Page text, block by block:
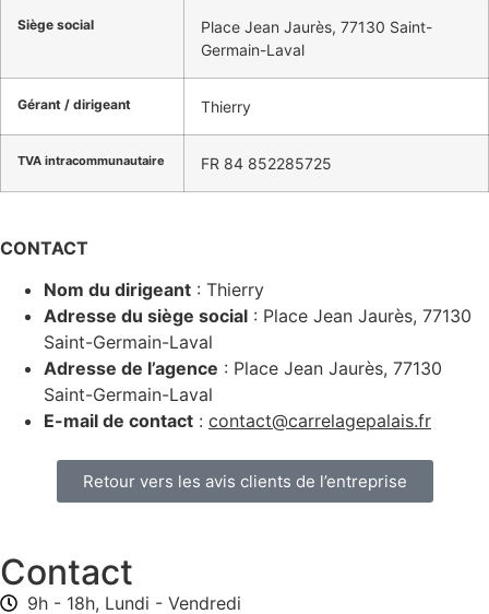
Siège social
Place Jean Jaurès, 77130 Saint-
Germain-Laval
Gérant / dirigeant Thierry
TVA intracommunautaire FR 84 852285725
CONTACT
Nom du dirigeant : Thierry
Adresse du siège social : Place Jean Jaurès, 77130
Saint-Germain-Laval
Adresse de l’agence : Place Jean Jaurès, 77130
Saint-Germain-Laval
E-mail de contact : contact@carrelagepalais.fr
Retour vers les avis clients de l’entreprise
Contact
9h - 18h, Lundi - Vendredi